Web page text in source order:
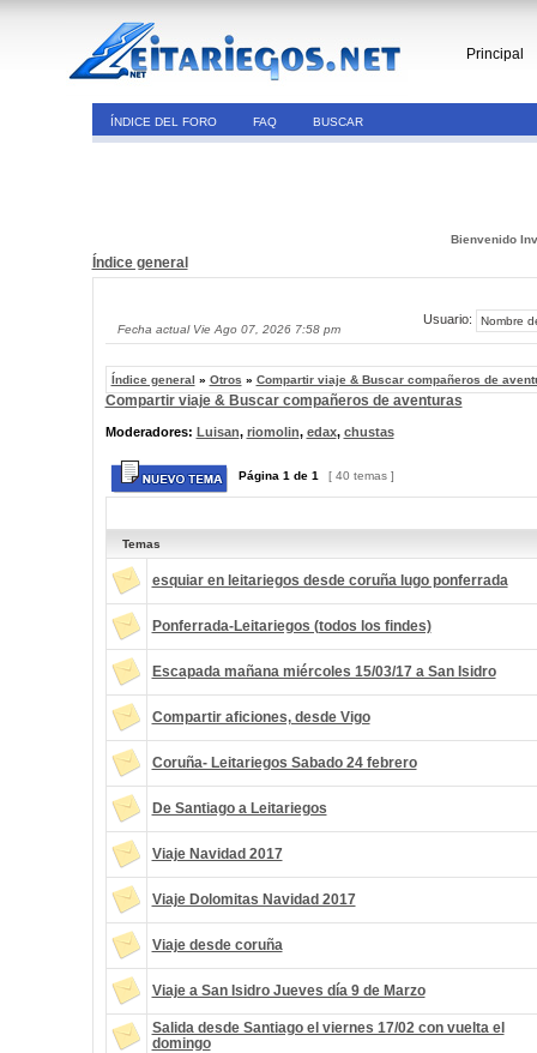
Principal
ÍNDICE DEL FORO FAQ BUSCAR
Bienvenido
Índice general
Fecha actual Vie Ago 07, 2026 7:58 pm
Usuario:
Índice general » Otros » Compartir viaje & Buscar compañeros de
Compartir viaje & Buscar compañeros de aventuras
Moderadores: Luisan, riomolin, edax, chustas
Página 1 de 1 [ 40 temas ]
Temas
esquiar en leitariegos desde coruña lugo ponferrada
Ponferrada-Leitariegos (todos los findes)
Escapada mañana miércoles 15/03/17 a San Isidro
Compartir aficiones, desde Vigo
Coruña- Leitariegos Sabado 24 febrero
De Santiago a Leitariegos
Viaje Navidad 2017
Viaje Dolomitas Navidad 2017
Viaje desde coruña
Viaje a San Isidro Jueves día 9 de Marzo
Salida desde Santiago el viernes 17/02 con vuelta el
domingo